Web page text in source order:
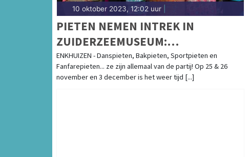
10 oktober 2023, 12:02 uur
PIETEN NEMEN INTREK IN
ZUIDERZEEMUSEUM:
BUITENMUSEUM OMGEDOOPT TOT
PIETENDORP
ENKHUIZEN - Danspieten, Bakpieten, Sportpieten en
Fanfarepieten... ze zijn allemaal van de partij! Op 25 & 26
november en 3 december is het weer tijd [...]